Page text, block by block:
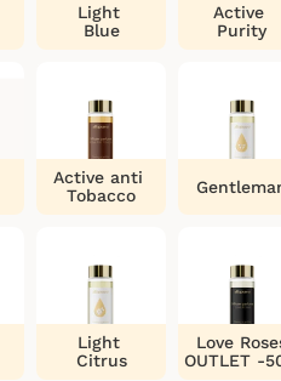
Light
Blue
Active
Purity
Active anti
Tobacco
Light
Citrus
Love
OUTLET -